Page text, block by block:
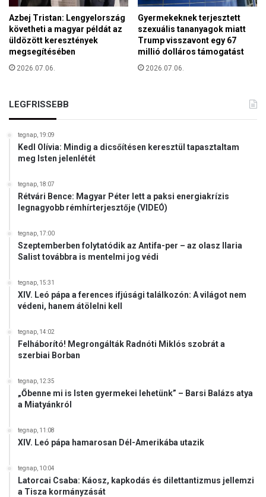
b
a
Azbej Tristan: Lengyelország
követheti a magyar példát az
üldözött keresztények
megsegítésében
2026.07.06.
Gyermekeknek terjesztett
szexuális tananyagok miatt
Trump visszavont egy 67
millió dolláros támogatást
2026.07.06.
LEGFRISSEBB
tegnap, 19:09
Kedl Olívia: Mindig a dicsőítésen keresztül tapasztaltam
meg Isten jelenlétét
tegnap, 18:07
Rétvári Bence: Magyar Péter lett a paksi energiakrízis
legnagyobb rémhírterjesztője (VIDEÓ)
tegnap, 17:00
Szeptemberben folytatódik az Antifa-per – az olasz Ilaria
Salist továbbra is mentelmi jog védi
tegnap, 15:31
XIV. Leó pápa a ferences ifjúsági találkozón: A világot nem
védeni, hanem átölelni kell
tegnap, 14:02
Felháborító! Megrongálták Radnóti Miklós szobrát a
szerbiai Borban
tegnap, 12:35
„Őbenne mi is Isten gyermekei lehetünk” – Barsi Balázs atya
a Miatyánkról
tegnap, 11:08
XIV. Leó pápa hamarosan Dél-Amerikába utazik
tegnap, 10:04
Latorcai Csaba: Káosz, kapkodás és dilettantizmus jellemzi
a Tisza kormányzását